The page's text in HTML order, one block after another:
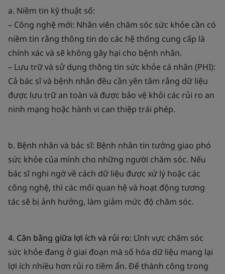
a. Niềm tin kỹ thuật số:
– Công nghệ mới: Nhân viên chăm sóc sức khỏe cần có
niềm tin rằng thông tin do các hệ thống cung cấp là
chính xác và sẽ không gây hại cho bệnh nhân.
– Lưu trữ và sử dụng thông tin sức khỏe cá nhân (PHI):
Cả bác sĩ và bệnh nhân đều cần yên tâm rằng dữ liệu
được lưu trữ an toàn và được bảo vệ khỏi các rủi ro an
ninh mạng hoặc hành vi can thiệp trái phép.
b. Bệnh nhân và bác sĩ: Bệnh nhân tin tưởng giao phó
sức khỏe của mình cho những người chăm sóc. Nếu
bác sĩ nghi ngờ về cách dữ liệu được xử lý hoặc các
công nghệ, thì các mối quan hệ và hoạt động tương
tác sẽ bị ảnh hưởng, làm giảm mức độ chăm sóc.
4. Cân bằng giữa lợi ích và rủi ro: Lĩnh vực chăm sóc
sức khỏe đang ở giai đoạn mà số hóa dữ liệu mang lại
lợi ích nhiều hơn rủi ro tiềm ẩn. Để thành công trong